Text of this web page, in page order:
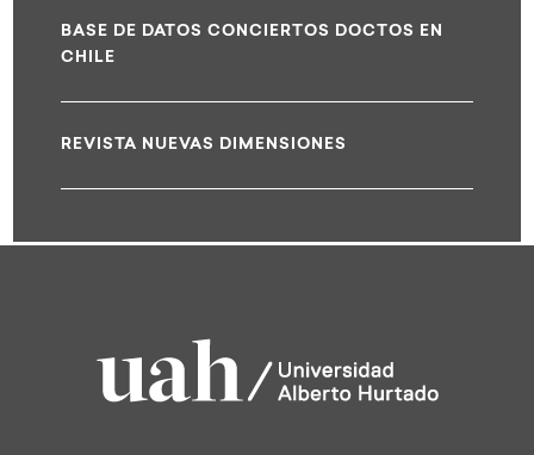
BASE DE DATOS CONCIERTOS DOCTOS EN
CHILE
REVISTA NUEVAS DIMENSIONES